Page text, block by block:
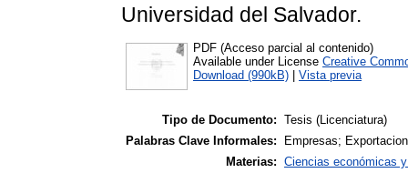
Universidad del Salvador.
PDF (Acceso parcial al contenido)
Available under License Creative
Download (990kB)
Vista previa
Tipo de Documento: Tesis (Licenciatura)
Palabras Clave Informales:
Empresas;
Materias: Ciencias económicas